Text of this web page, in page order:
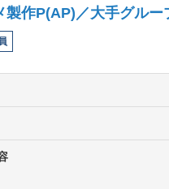
製作P(AP)／大手グルー